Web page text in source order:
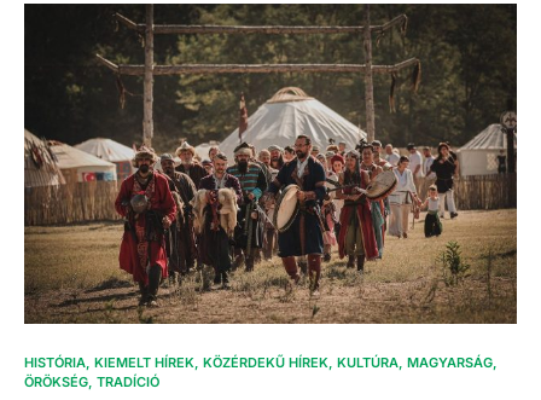
HISTÓRIA KIEMELT HÍREK KÖZÉRDEKŰ HÍREK KULTÚRA MAGYARSÁG
ÖRÖKSÉG TRADÍCIÓ